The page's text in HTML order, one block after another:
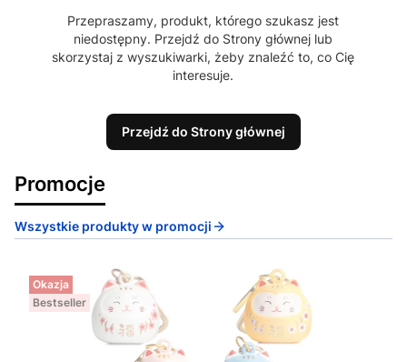
Przepraszamy, produkt, którego szukasz jest
niedostępny. Przejdź do Strony głównej lub
skorzystaj z wyszukiwarki, żeby znaleźć to, co Cię
interesuje.
Przejdź do Strony głównej
Promocje
Wszystkie produkty w promocji
Okazja
Bestseller